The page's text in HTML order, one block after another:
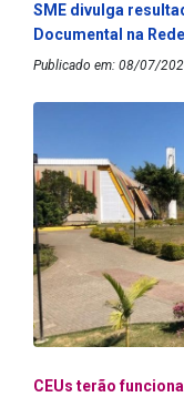
SME divulga
Documental na
Publicado em: 08/07/
CEUs terão